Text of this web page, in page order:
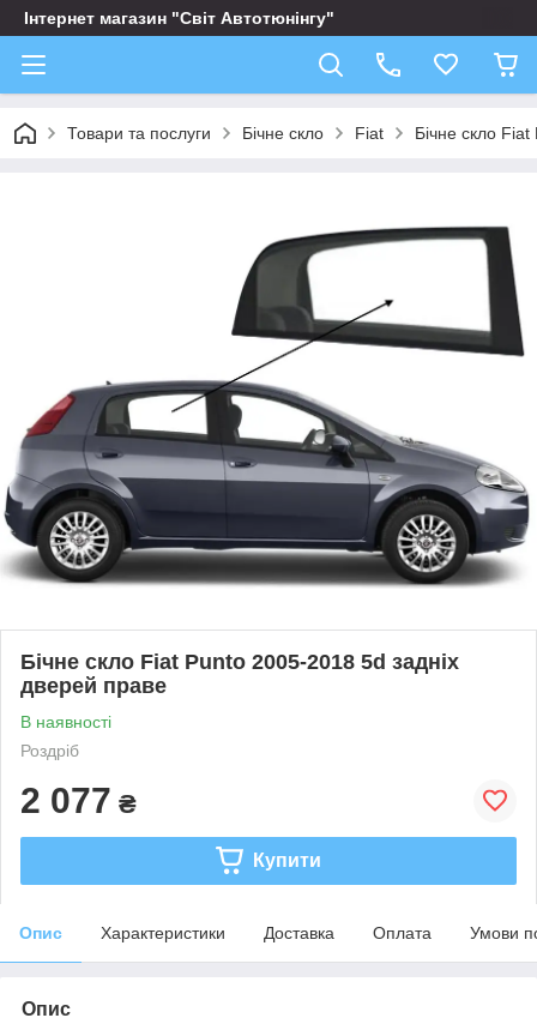
Інтернет магазин "Світ Автотюнінгу"
Товари та послуги Бічне скло Fiat Бічне скло
Бічне скло Fiat Punto 2005-2018 5d задніх
дверей праве
В наявності
Роздріб
2 077 ₴
Купити
Опис Характеристики Доставка Оплата Умови
Опис